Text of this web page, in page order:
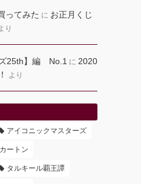
ってみた に お正月くじ
り
25th】編 No.1 に 2020
より
アイコニックマスターズ
カートン
タルキール覇王譚